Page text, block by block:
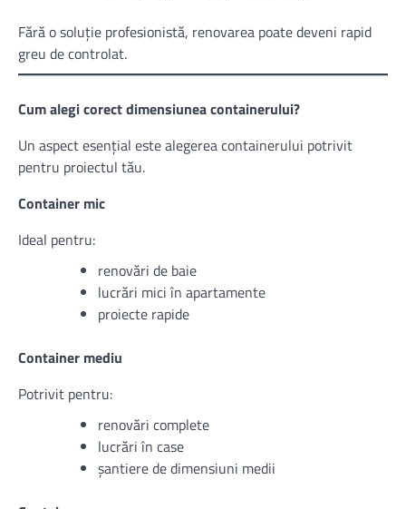
Fără o soluție profesionistă, renovarea poate deveni rapid
greu de controlat.
Cum alegi corect dimensiunea containerului?
Un aspect esențial este alegerea containerului potrivit
pentru proiectul tău.
Container mic
Ideal pentru:
renovări de baie
lucrări mici în apartamente
proiecte rapide
Container mediu
Potrivit pentru:
renovări complete
lucrări în case
șantiere de dimensiuni medii